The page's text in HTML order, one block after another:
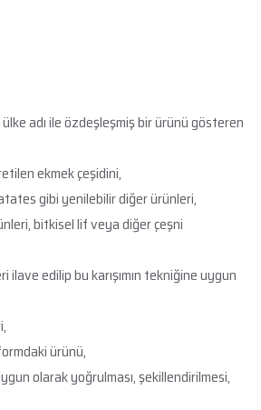
adı ile özdeşleşmiş bir ürünü gösteren
ekmek çeşidini,
gibi yenilebilir diğer ürünleri,
bitkisel lif veya diğer çeşni
edilip bu karışımın tekniğine uygun
ürünü,
olarak yoğrulması, şekillendirilmesi,